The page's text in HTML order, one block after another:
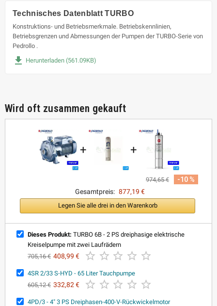
Technisches Datenblatt TURBO
Konstruktions- und Betriebsmerkmale. Betriebskennlinien,
Betriebsgrenzen und Abmessungen der Pumpen der TURBO-Serie von
Pedrollo .
file_download Herunterladen (561.09KB)
Wird oft zusammen gekauft
+ +
974,65 €
-10 %
Gesamtpreis: 877,19 €
Legen Sie alle drei in den Warenkorb
Dieses Produkt: TURBO 6B - 2 PS dreiphasige elektrische
Kreiselpumpe mit zwei Laufrädern
705,16 € 408,99 €     
4SR 2/33 S-HYD - 65 Liter Tauchpumpe
605,12 € 332,82 €     
4PD/3 - 4" 3 PS Dreiphasen-400-V-Rückwickelmotor